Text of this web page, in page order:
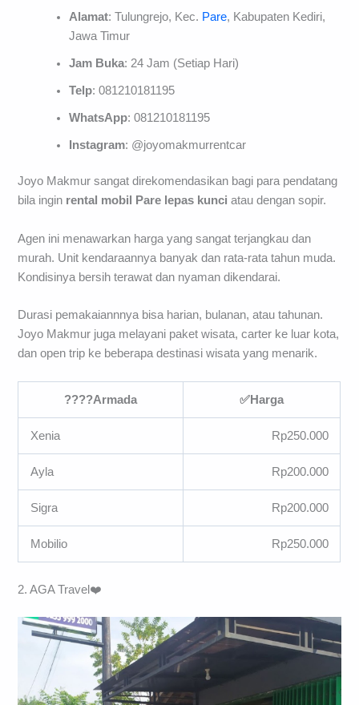
Alamat: Tulungrejo, Kec. Pare, Kabupaten Kediri,
Jawa Timur
Jam Buka: 24 Jam (Setiap Hari)
Telp: 081210181195
WhatsApp: 081210181195
Instagram: @joyomakmurrentcar
Joyo Makmur sangat direkomendasikan bagi para pendatang
bila ingin rental mobil Pare lepas kunci atau dengan sopir.
Agen ini menawarkan harga yang sangat terjangkau dan
murah. Unit kendaraannya banyak dan rata-rata tahun muda.
Kondisinya bersih terawat dan nyaman dikendarai.
Durasi pemakaiannnya bisa harian, bulanan, atau tahunan.
Joyo Makmur juga melayani paket wisata, carter ke luar kota,
dan open trip ke beberapa destinasi wisata yang menarik.
????Armada ✅Harga
Xenia Rp250.000
Ayla Rp200.000
Sigra Rp200.000
Mobilio Rp250.000
2. AGA Travel❤️